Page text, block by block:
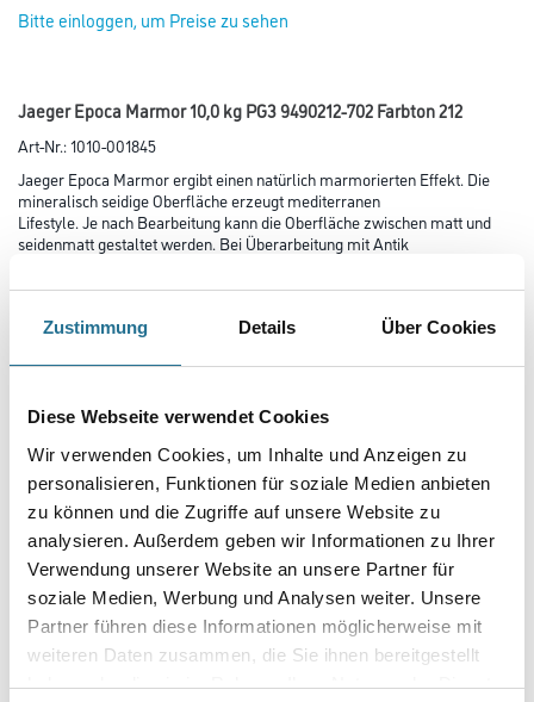
Zustimmung Details Über Cookies
Diese Webseite verwendet Cookies
Wir verwenden Cookies, um Inhalte und Anzeigen zu
personalisieren, Funktionen für soziale Medien anbieten
zu können und die Zugriffe auf unsere Website zu
analysieren. Außerdem geben wir Informationen zu Ihrer
Verwendung unserer Website an unsere Partner für
soziale Medien, Werbung und Analysen weiter. Unsere
Partner führen diese Informationen möglicherweise mit
weiteren Daten zusammen, die Sie ihnen bereitgestellt
haben oder die sie im Rahmen Ihrer Nutzung der Dienste
Bitte einloggen, um Preise zu sehen
Jaeger Epoca Marmor 10,0 kg PG3 9490212-702 Farbton 212
Art-Nr.:1010-001845
Jaeger Epoca Marmor ergibt einen natürlich marmorierten Effekt. Die
mineralisch seidige Oberfläche erzeugt mediterranen
Lifestyle. Je nach Bearbeitung kann die Oberfläche zwischen matt und
seidenmatt gestaltet werden. Bei Überarbeitung mit Antik
Farbtonbezeichnung
Glanzgrad
Gebinde
Umrechnungsfaktoren